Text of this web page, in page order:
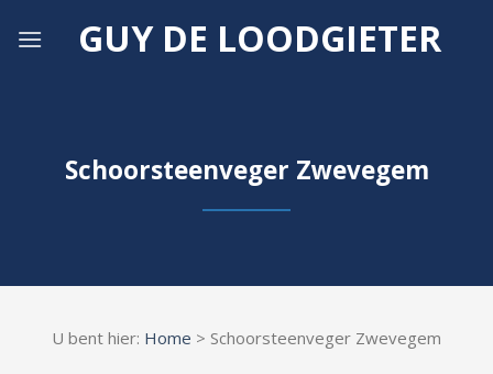
GUY DE LOODGIETER
Schoorsteenveger Zwevegem
U bent hier: Home > Schoorsteenveger Zwevegem